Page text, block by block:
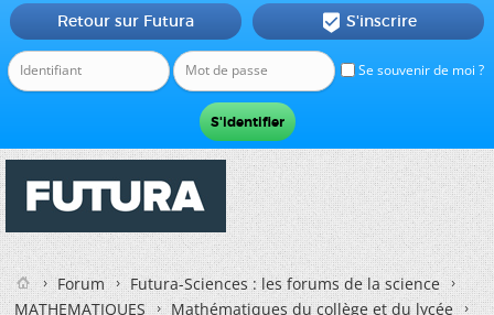
Se souvenir de moi ?
Retour sur Futura  S'inscrire
Forum
Futura-Sciences : les forums de la science
MATHEMATIQUES
Mathématiques du collège et du lycée